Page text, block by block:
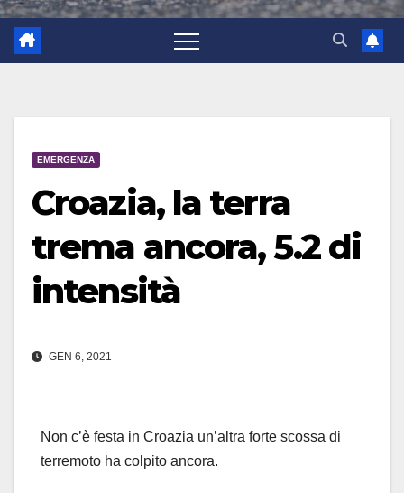
EMERGENZA
Croazia, la terra
trema ancora, 5.2 di
intensità
GEN 6, 2021
Non c’è festa in Croazia un’altra forte scossa di
terremoto ha colpito ancora.